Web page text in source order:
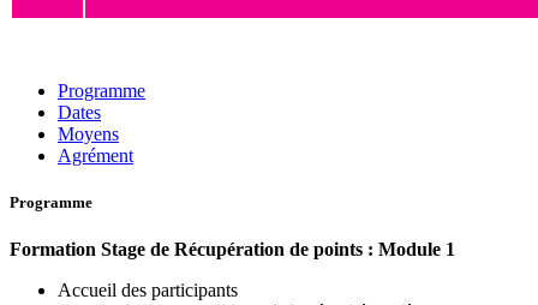
Programme
Dates
Moyens
Agrément
Programme
Formation Stage de Récupération de points : Module 1
Accueil des participants